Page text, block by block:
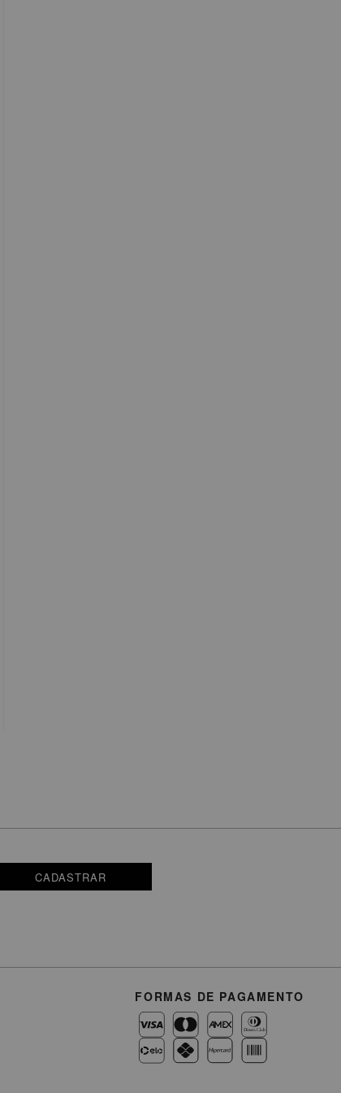
CADASTRAR
FORMAS DE PAGAMENTO